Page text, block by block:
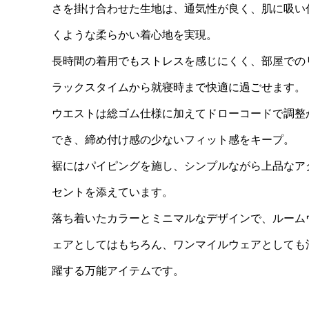
さを掛け合わせた生地は、通気性が良く、肌に吸い
くような柔らかい着心地を実現。
長時間の着用でもストレスを感じにくく、部屋での
ラックスタイムから就寝時まで快適に過ごせます。
ウエストは総ゴム仕様に加えてドローコードで調整
でき、締め付け感の少ないフィット感をキープ。
裾にはパイピングを施し、シンプルながら上品なア
セントを添えています。
落ち着いたカラーとミニマルなデザインで、ルーム
ェアとしてはもちろん、ワンマイルウェアとしても
躍する万能アイテムです。